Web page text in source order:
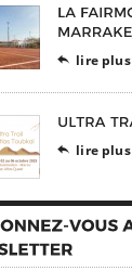
 lire plus
 lire plus